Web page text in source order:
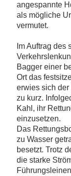
angespannte
als mögliche
vermutet.
Im Auftrag des
Bagger einer
Ort das
erwies sich der
zu kurz.
Kahl, ihr
einzusetzen.
Das
zu Wasser
besetzt. Trotz
die starke